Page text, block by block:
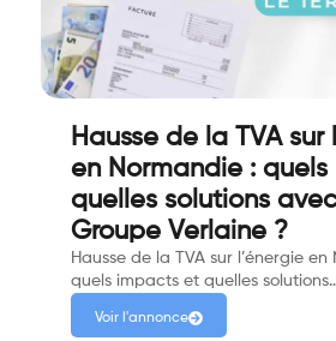
Hausse de la TVA sur
en Normandie :
quelles solutions
Groupe Verlaine ?
Hausse de la TVA sur l’énergie en
quels impacts et quelles
Voir l'annonce